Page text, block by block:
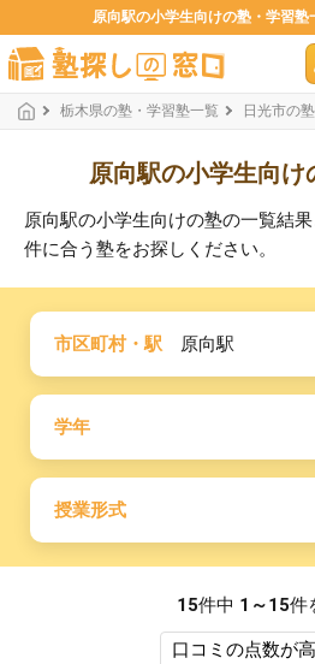
原向駅の小学生向けの塾・学習塾
栃木県の塾・学習塾一覧 日光市の
原向駅の小学生向け
原向駅の小学生向けの塾の一覧結
件に合う塾をお探しください。
市区町村・駅 原向駅
学年
授業形式
15件中 1～15件